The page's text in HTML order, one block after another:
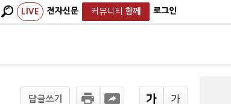
LIVE 전자신문 커뮤니티 함께 로그인
답글쓰기